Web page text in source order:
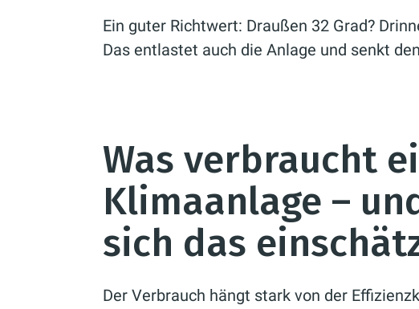
Ein guter Richtwert: Draußen 32 Grad?
Das entlastet auch die Anlage und senkt
Was verbraucht
Klimaanlage –
sich das
Der Verbrauch hängt stark von der